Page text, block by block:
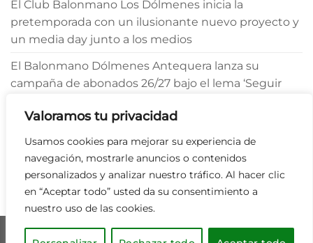
Valoramos tu privacidad
Usamos cookies para mejorar su experiencia de
navegación, mostrarle anuncios o contenidos
personalizados y analizar nuestro tráfico. Al hacer clic
en “Aceptar todo” usted da su consentimiento a
nuestro uso de las cookies.
El Club Balonmano Los Dólmenes inicia la
pretemporada con un ilusionante nuevo proyecto y
un media day junto a los medios
El Balonmano Dólmenes Antequera lanza su
campaña de abonados 26/27 bajo el lema ‘Seguir
Julio Morgado refuerza el pivote del Balonmano
Dólmenes Antequera